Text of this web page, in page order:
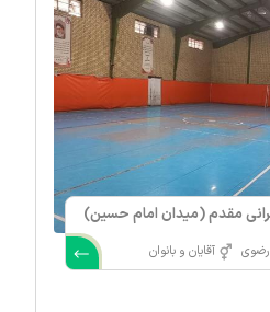
مقدم (میدان امام حسین)
آقایان و بانوان